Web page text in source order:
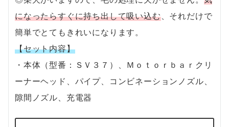
になったらすぐに持ち出して吸い込む、それだけで
簡単でとてもきれいになります。
【セット内容】
・本体（型番：ＳＶ３７）、Ｍｏｔｏｒｂａｒクリ
ーナーヘッド、パイプ、コンビネーションノズル、
隙間ノズル、充電器